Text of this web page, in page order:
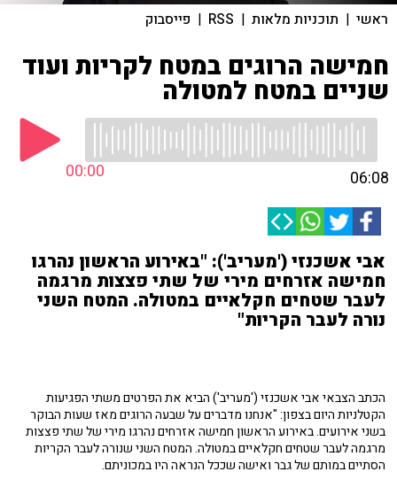
ראשי | תוכניות מלאות |
RSS
| פייסבוק
חמישה הרוגים במטח לקריות ועוד
שניים במטח למטולה
00:00 06:08
אבי אשכנזי ('מעריב'): "באירוע הראשון נהרגו
חמישה אזרחים מירי של שתי פצצות מרגמה
לעבר שטחים חקלאיים במטולה. המטח השני
נורה לעבר הקריות"
הכתב הצבאי אבי אשכנזי ('מעריב') הביא את הפרטים משתי הפגיעות
הקטלניות היום בצפון: "אנחנו מדברים על שבעה הרוגים מאז שעות הבוקר
בשני אירועים. באירוע הראשון חמישה אזרחים נהרגו מירי של שתי פצצות
מרגמה לעבר שטחים חקלאיים במטולה. המטח השני שנורה לעבר הקריות
הסתיים במותם של גבר ואישה שככל הנראה היו במכוניתם.